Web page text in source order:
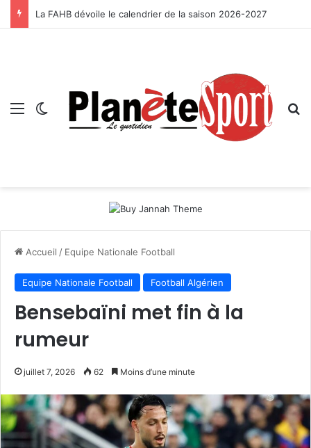
La FAHB dévoile le calendrier de la saison 2026-2027
Menu Switch skin
Accueil / Equipe Nationale Football
Equipe Nationale Football Football Algérien
Bensebaïni met fin à la
rumeur
juillet 7, 2026 62 Moins d’une minute